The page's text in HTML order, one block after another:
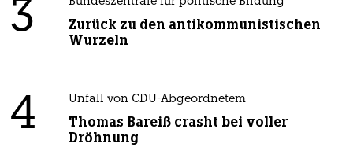
3
Zurück zu den antikommunistischen
Wurzeln
4 Unfall von CDU-Abgeordnetem
Thomas Bareiß crasht bei voller
Dröhnung